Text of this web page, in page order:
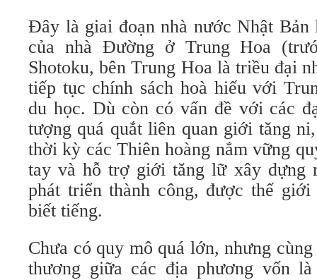
Đây là giai đoạn nhà nước Nhật Bản
của nhà Đường ở Trung Hoa
Shotoku, bên Trung Hoa là triều đại
tiếp tục chính sách hoà hiếu với
du học. Dù còn có vấn đề với các
tượng quá quắt liên quan giới tăng
thời kỳ các Thiên hoàng nắm vững
tay và hỗ trợ giới tăng lữ xây dựng
phát triển thành công, được thế
biết tiếng.
Chưa có quy mô quá lớn, nhưng
thương giữa các địa phương vốn